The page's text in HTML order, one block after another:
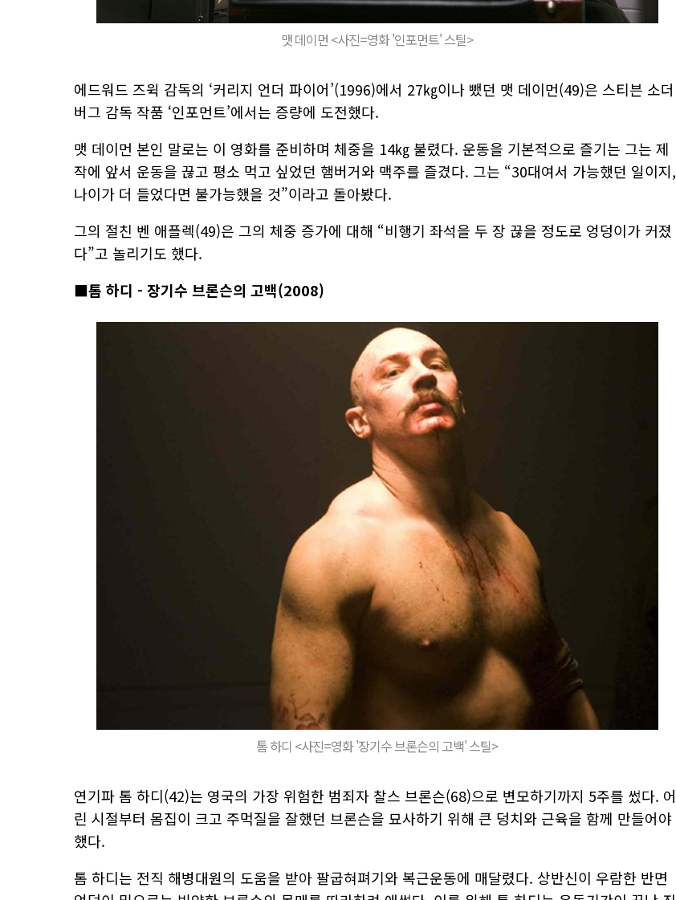
맷 데이먼 <사진=영화 '인포먼트' 스틸>
에드워드 즈윅 감독의 ‘커리지 언더 파이어’(1996)에서 27㎏이나 뺐던 맷 데이먼(49)은 스티븐 소더
버그 감독 작품 ‘인포먼트’에서는 증량에 도전했다.
맷 데이먼 본인 말로는 이 영화를 준비하며 체중을 14㎏ 불렸다. 운동을 기본적으로 즐기는 그는 제
작에 앞서 운동을 끊고 평소 먹고 싶었던 햄버거와 맥주를 즐겼다. 그는 “30대여서 가능했던 일이지,
나이가 더 들었다면 불가능했을 것”이라고 돌아봤다.
그의 절친 벤 애플렉(49)은 그의 체중 증가에 대해 “비행기 좌석을 두 장 끊을 정도로 엉덩이가 커졌
다”고 놀리기도 했다.
■톰 하디 - 장기수 브론슨의 고백(2008)
톰 하디 <사진=영화 '장기수 브론슨의 고백' 스틸>
연기파 톰 하디(42)는 영국의 가장 위험한 범죄자 찰스 브론슨(68)으로 변모하기까지 5주를 썼다. 어
린 시절부터 몸집이 크고 주먹질을 잘했던 브론슨을 묘사하기 위해 큰 덩치와 근육을 함께 만들어야
했다.
톰 하디는 전직 해병대원의 도움을 받아 팔굽혀펴기와 복근운동에 매달렸다. 상반신이 우람한 반면